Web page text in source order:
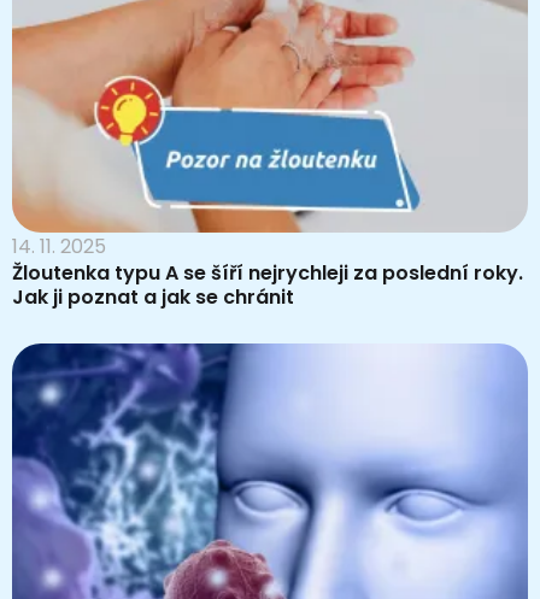
14. 11. 2025
Žloutenka typu A se šíří nejrychleji za poslední roky.
Jak ji poznat a jak se chránit